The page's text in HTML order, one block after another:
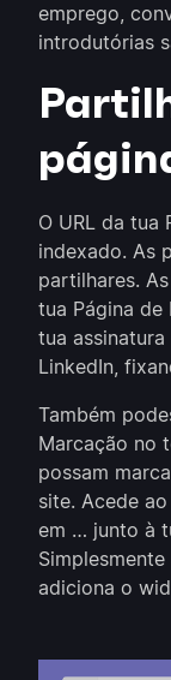
emprego,
introdutórias
O URL da tua
indexado. As
partilhares.
tua Página
tua
LinkedIn,
Também
Marcação no
possam
site. Acede
em … junto à
adiciona o